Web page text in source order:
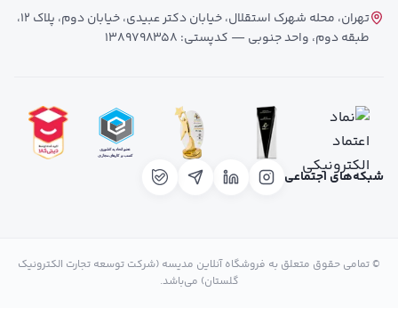
تهران، محله شهرک استقلال، خیابان دکتر عبیدی، خیابان دوم، پلاک 12،
طبقه دوم، واحد جنوبی — کدپستی: 1389798358
شبکه‌های اجتماعی
© تمامی حقوق متعلق به فروشگاه آنلاین مدیسه (شرکت توسعه تجارت الکترونیک
گلستان) می‌باشد.